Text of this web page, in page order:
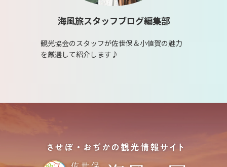
海風旅スタッフブログ編集部
観光協会のスタッフが佐世保＆小値賀の魅力
を厳選して紹介します♪